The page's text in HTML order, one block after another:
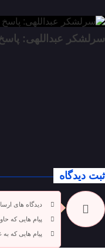
سرلشکر عبداللهی:
ثبت دیدگاه
دیدگاه های
پیام هایی که
پیام هایی که